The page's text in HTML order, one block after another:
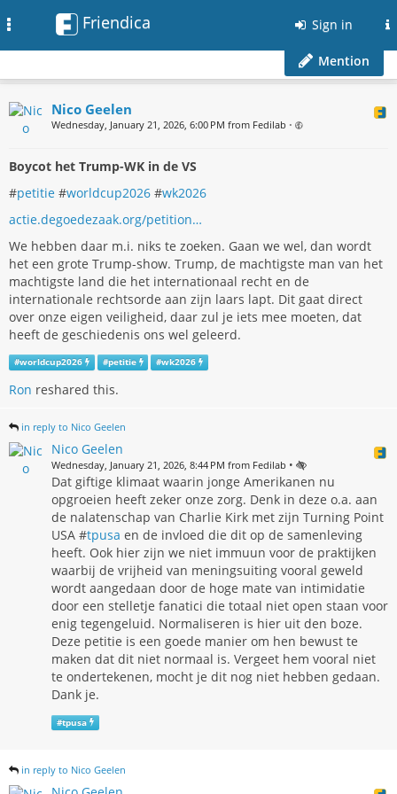
Friendica Sign in
Mention
Nico Geelen
Wednesday, January 21, 2026, 6:00 PM from Fedilab •
Boycot het Trump-WK in de VS
#petitie #worldcup2026 #wk2026
actie.degoedezaak.org/petition…
We hebben daar m.i. niks te zoeken. Gaan we wel, dan wordt
het een grote Trump-show. Trump, de machtigste man van het
machtigste land die het internationaal recht en de
internationale rechtsorde aan zijn laars lapt. Dit gaat direct
over onze eigen veiligheid, daar zul je iets mee moeten, dat
heeft de geschiedenis ons wel geleerd.
#worldcup2026 #petitie #wk2026
Ron reshared this.
in reply to Nico Geelen
Nico Geelen
Wednesday, January 21, 2026, 8:44 PM from Fedilab •
Dat giftige klimaat waarin jonge Amerikanen nu
opgroeien heeft zeker onze zorg. Denk in deze o.a. aan
de nalatenschap van Charlie Kirk met zijn Turning Point
USA #tpusa en de invloed die dit op de samenleving
heeft. Ook hier zijn we niet immuun voor de praktijken
waarbij de vrijheid van meningsuiting vooral geweld
wordt aangedaan door de hoge mate van intimidatie
door een stelletje fanatici die totaal niet open staan voor
enig tegengeluid. Normaliseren is hier uit den boze.
Deze petitie is een goede manier om hen bewust te
maken dat dit niet normaal is. Vergeet hem vooral niet
te ondertekenen, mocht je dit nog niet hebben gedaan.
Dank je.
#tpusa
in reply to Nico Geelen